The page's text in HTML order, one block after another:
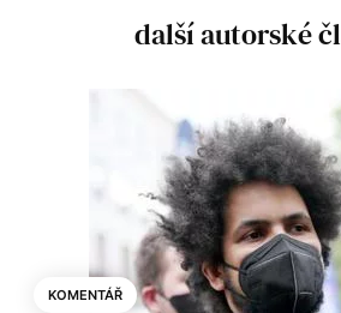
další autorské
KOMENTÁŘ